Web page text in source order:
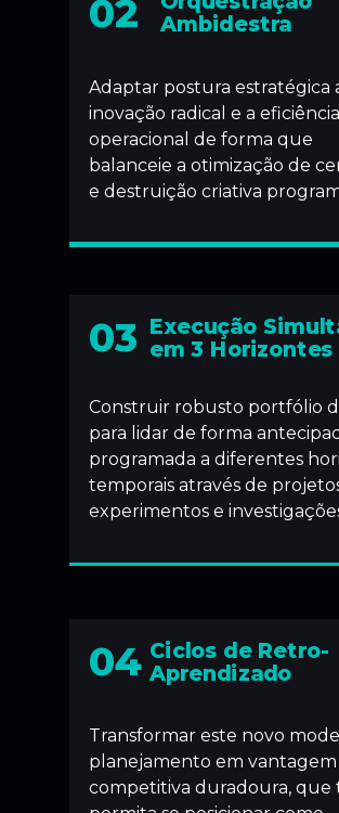
02
Adaptar postura estratégica
inovação radical e a eficiência
operacional de forma que
balanceie a otimização de
e destruição criativa
Ambidestra
03
Construir robusto portfólio
para lidar de forma
programada a diferentes
temporais através de
experimentos e
Execução
em 3 Horizontes
04
Transformar este novo
planejamento em vantagem
competitiva duradoura, que
Ciclos de Retro-
Aprendizado